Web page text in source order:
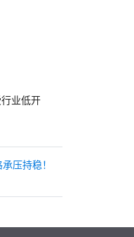
业低开
压持稳！